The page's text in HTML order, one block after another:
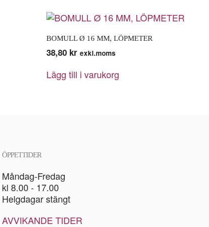
BOMULL Ø 16 MM, LÖPMETER
38,80 kr exkl.moms
Lägg till i varukorg
ÖPPETTIDER
Måndag-Fredag
kl 8.00 - 17.00
Helgdagar stängt
AVVIKANDE TIDER